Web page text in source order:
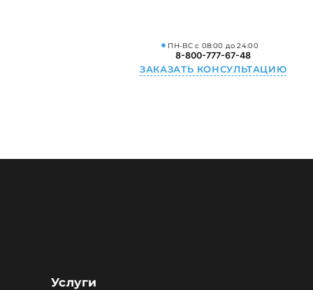
ПН-ВС с 08:00 до 24:00
8-800-777-67-48
ЗАКАЗАТЬ КОНСУЛЬТАЦИЮ
Услуги